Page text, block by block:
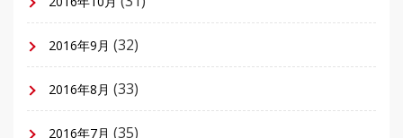
2016年9月 (32)
2016年8月 (33)
2016年7月 (35)